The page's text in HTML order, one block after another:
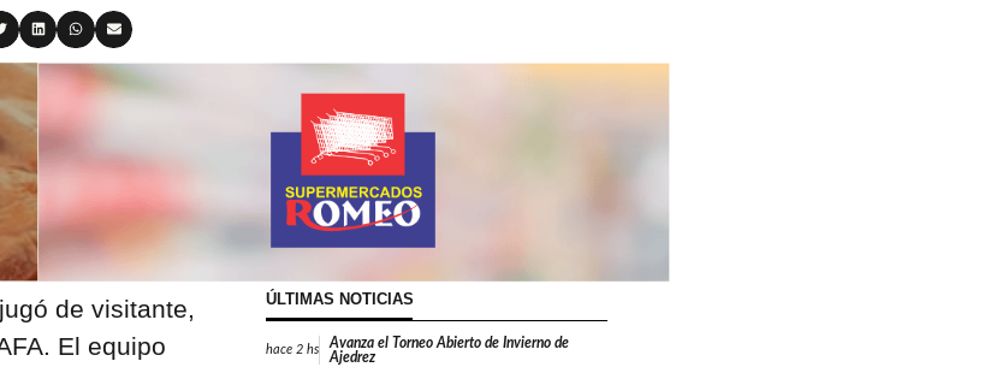
de visitante,
El equipo
ÚLTIMAS NOTICIAS
hace 2 hs
Avanza el Torneo Abierto de Invierno de
Ajedrez